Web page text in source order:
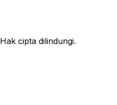
Hak cipta dilindungi.